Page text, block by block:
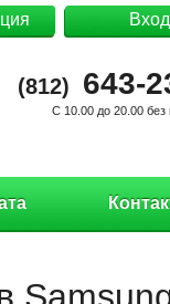
Вход
(812) 643-
C 10.00 до 20.00